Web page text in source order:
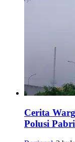
Cerita
Polusi